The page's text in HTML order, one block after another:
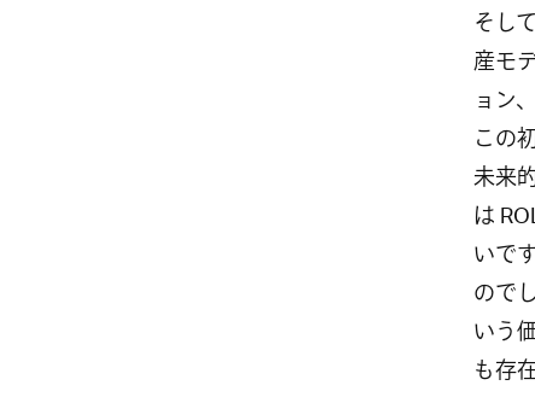
そし
産モ
ョン
この
未来
は
いで
ので
いう
も存